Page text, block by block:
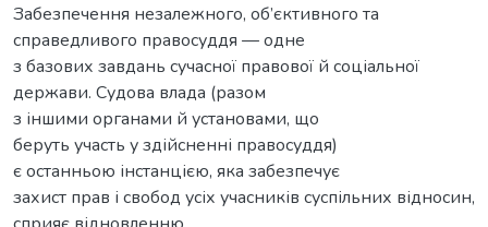
Забезпечення незалежного, об’єктивного та
справедливого правосуддя — одне
з базових завдань сучасної правової й соціальної
держави. Судова влада (разом
з іншими органами й установами, що
беруть участь у здійсненні правосуддя)
є останньою інстанцією, яка забезпечує
захист прав і свобод усіх учасників суспільних відносин,